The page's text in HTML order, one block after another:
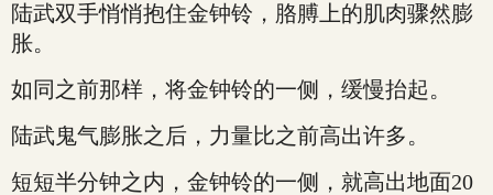
陆武双手悄悄抱住金钟铃，胳膊上的肌肉骤然膨
胀。
如同之前那样，将金钟铃的一侧，缓慢抬起。
陆武鬼气膨胀之后，力量比之前高出许多。
短短半分钟之内，金钟铃的一侧，就高出地面20